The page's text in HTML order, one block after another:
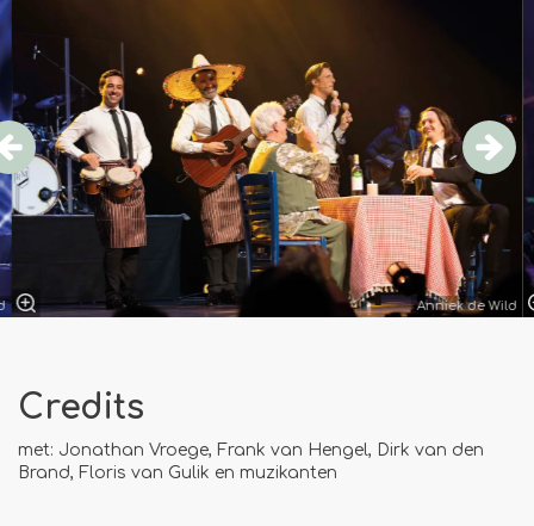
Anniek de Wild
Credits
met: Jonathan Vroege, Frank van Hengel, Dirk van den
Brand, Floris van Gulik en muzikanten